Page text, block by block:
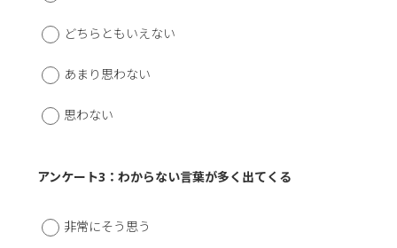
どちらともいえない
あまり思わない
思わない
アンケート3：わからない言葉が多く出てくる
非常にそう思う